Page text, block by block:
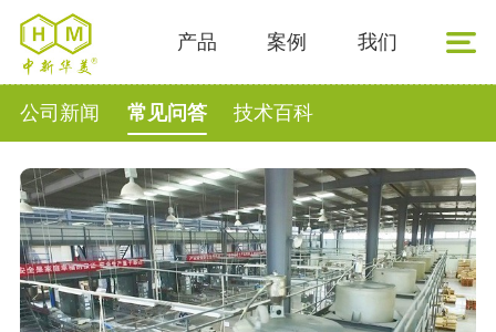
产品 案例 我们
公司新闻 常见问答 技术百科